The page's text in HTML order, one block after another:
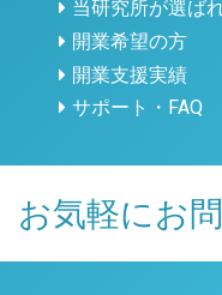
当研究所が選ば
開業希望の方
開業支援実績
サポート・FAQ
お気軽にお